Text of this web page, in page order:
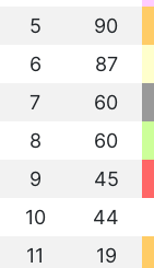
5
90
6
87
7
60
8
60
9
45
10
44
11
19